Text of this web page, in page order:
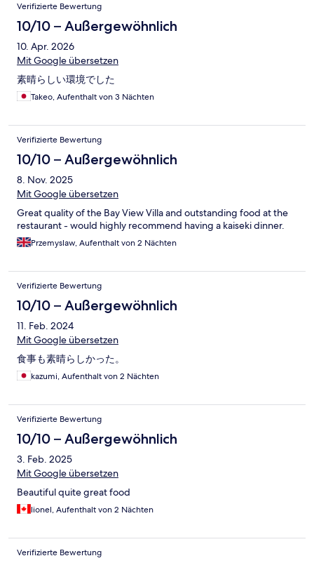
Verifizierte Bewertung
10/10 – Außergewöhnlich
10. Apr. 2026
Mit Google übersetzen
素晴らしい環境でした
Takeo, Aufenthalt von 3 Nächten
Verifizierte Bewertung
10/10 – Außergewöhnlich
8. Nov. 2025
Mit Google übersetzen
Great quality of the Bay View Villa and outstanding food at the
restaurant - would highly recommend having a kaiseki dinner.
Przemyslaw, Aufenthalt von 2 Nächten
Verifizierte Bewertung
10/10 – Außergewöhnlich
11. Feb. 2024
Mit Google übersetzen
食事も素晴らしかった。
kazumi, Aufenthalt von 2 Nächten
Verifizierte Bewertung
10/10 – Außergewöhnlich
3. Feb. 2025
Mit Google übersetzen
Beautiful quite great food
lionel, Aufenthalt von 2 Nächten
Verifizierte Bewertung